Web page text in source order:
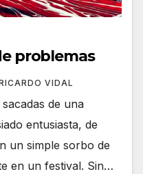
problemas
VIDAL
de una
entusiasta, de
un simple sorbo de
en un festival. Sin…